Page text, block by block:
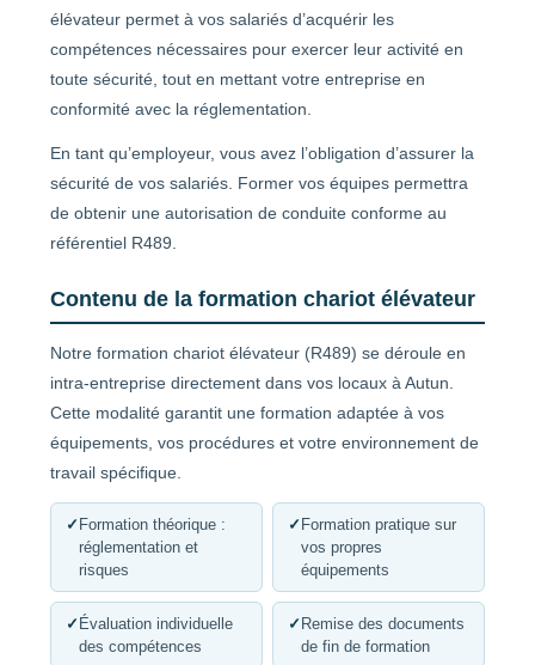
élévateur permet à vos salariés d’acquérir les
compétences nécessaires pour exercer leur activité en
toute sécurité, tout en mettant votre entreprise en
conformité avec la réglementation.
En tant qu’employeur, vous avez l’obligation d’assurer la
sécurité de vos salariés. Former vos équipes permettra
de obtenir une autorisation de conduite conforme au
référentiel R489.
Contenu de la formation chariot élévateur
Notre formation chariot élévateur (R489) se déroule en
intra-entreprise directement dans vos locaux à Autun.
Cette modalité garantit une formation adaptée à vos
équipements, vos procédures et votre environnement de
travail spécifique.
✓ Formation théorique :
réglementation et
risques
✓ Formation pratique sur
vos propres
équipements
✓ Évaluation individuelle
des compétences
✓ Remise des documents
de fin de formation